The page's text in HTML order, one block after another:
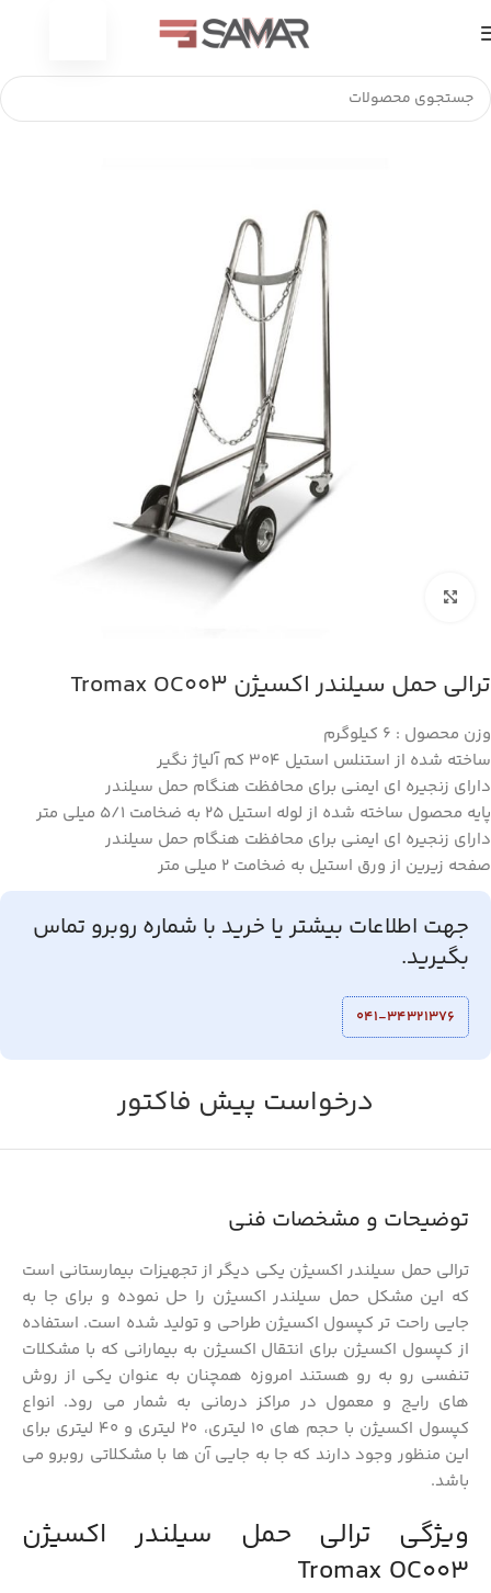
خانه تجهیزات استیل ترالی بیمارستانی
ترالی حمل سیلندر اکسیژن Tromax OC003
وزن محصول : 6 کیلوگرم
ساخته شده از استنلس استیل 304 کم آلیاژ نگیر
دارای زنجیره ای ایمنی برای محافظت هنگام حمل سیلندر
پایه محصول ساخته شده از لوله استیل 25 به ضخامت 5/1 میلی متر
دارای زنجیره ای ایمنی برای محافظت هنگام حمل سیلندر
صفحه زیرین از ورق استیل به ضخامت 2 میلی متر
جهت اطلاعات بیشتر یا خرید با شماره روبرو تماس
بگیرید.
041-34321376
درخواست پیش فاکتور
توضیحات و مشخصات فنی
ترالی حمل سیلندر اکسیژن یکی دیگر از تجهیزات بیمارستانی است
که این مشکل حمل سیلندر اکسیژن را حل نموده و برای جا به
جایی راحت تر کپسول اکسیژن طراحی و تولید شده است. استفاده
از کپسول اکسیژن برای انتقال اکسیژن به بیمارانی که با مشکلات
تنفسی رو به رو هستند امروزه همچنان به عنوان یکی از روش
های رایج و معمول در مراکز درمانی به شمار می رود. انواع
کپسول اکسیژن با حجم های 10 لیتری، 20 لیتری و 40 لیتری برای
این منظور وجود دارند که جا به جایی آن ها با مشکلاتی روبرو می
باشد.
ویژگی ترالی حمل سیلندر اکسیژن
Tromax OC003